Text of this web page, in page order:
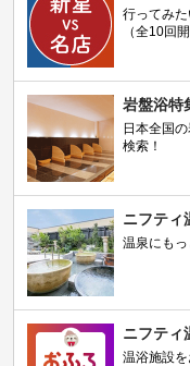
行ってみ
（全10回
岩盤浴特
日本全国
検索！
ニフティ
温泉にも
ニフティ
温浴施設